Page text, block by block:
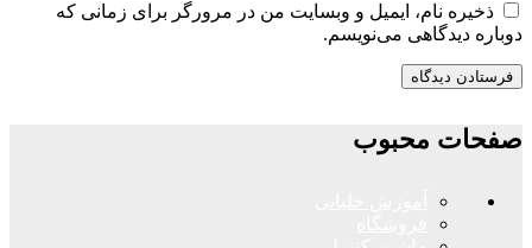
ذخیره نام، ایمیل و وبسایت من در مرورگر برای زمانی که
دوباره دیدگاهی می‌نویسم.
صفحات محبوب